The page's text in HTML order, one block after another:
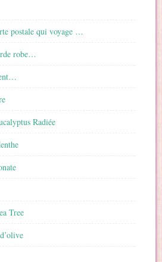
postale qui voyage …
robe…
Radiée
Tree